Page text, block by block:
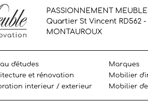
PASSIONNEMENT
Quartier St Vincent RD562 -
MONTAUROUX
d'études
et rénovation
interieur / exterieur
Marques
Mobilier
Mobilier